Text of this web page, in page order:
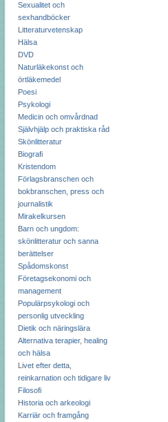
Sexualitet och
sexhandböcker
Litteraturvetenskap
Hälsa
DVD
Naturläkekonst och
örtläkemedel
Poesi
Psykologi
Medicin och omvårdnad
Självhjälp och praktiska råd
Skönlitteratur
Biografi
Kristendom
Förlagsbranschen och
bokbranschen, press och
journalistik
Mirakelkursen
Barn och ungdom:
skönlitteratur och sanna
berättelser
Spådomskonst
Företagsekonomi och
management
Populärpsykologi och
personlig utveckling
Dietik och näringslära
Alternativa terapier, healing
och hälsa
Livet efter detta,
reinkarnation och tidigare liv
Filosofi
Historia och arkeologi
Karriär och framgång